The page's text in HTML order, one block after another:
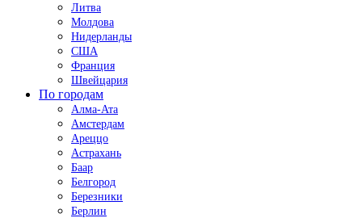
Литва
Молдова
Нидерланды
США
Франция
Швейцария
По городам
Алма-Ата
Амстердам
Ареццо
Астрахань
Баар
Белгород
Березники
Берлин